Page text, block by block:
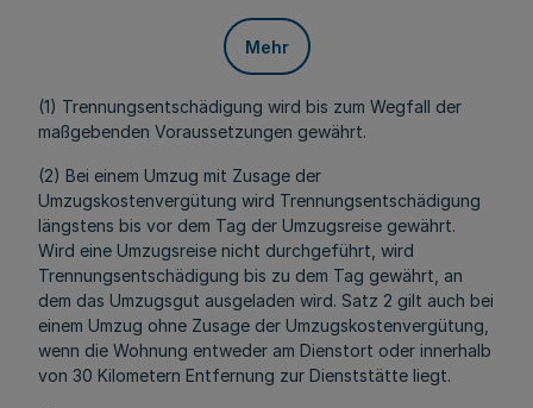
Mehr
(1) Trennungsentschädigung wird bis zum Wegfall der
maßgebenden Voraussetzungen gewährt.
(2) Bei einem Umzug mit Zusage der
Umzugskostenvergütung wird Trennungsentschädigung
längstens bis vor dem Tag der Umzugsreise gewährt.
Wird eine Umzugsreise nicht durchgeführt, wird
Trennungsentschädigung bis zu dem Tag gewährt, an
dem das Umzugsgut ausgeladen wird. Satz 2 gilt auch bei
einem Umzug ohne Zusage der Umzugskostenvergütung,
wenn die Wohnung entweder am Dienstort oder innerhalb
von 30 Kilometern Entfernung zur Dienststätte liegt.